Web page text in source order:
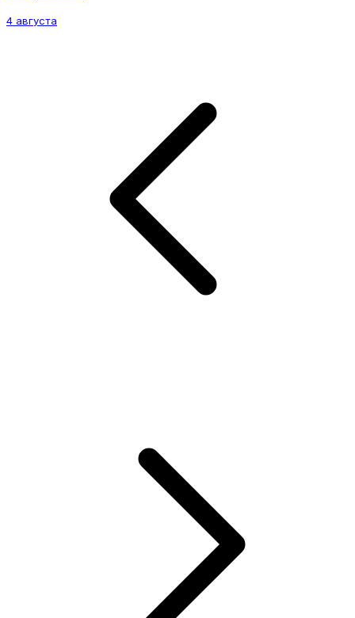
4 августа